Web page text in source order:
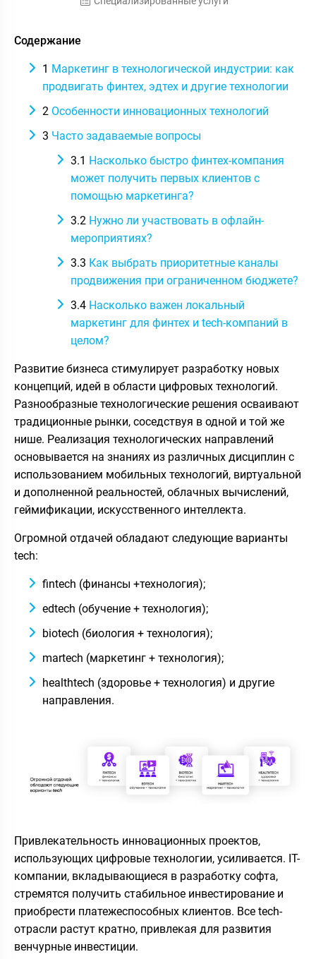
Содержание
1 Маркетинг в технологической индустрии: как
продвигать финтех, эдтех и другие технологии
2 Особенности инновационных технологий
3 Часто задаваемые вопросы
3.1 Насколько быстро финтех-компания
может получить первых клиентов с
помощью маркетинга?
3.2 Нужно ли участвовать в офлайн-
мероприятиях?
3.3 Как выбрать приоритетные каналы
продвижения при ограниченном бюджете?
3.4 Насколько важен локальный
маркетинг для финтех и tech-компаний в
целом?
Развитие бизнеса стимулирует разработку новых
концепций, идей в области цифровых технологий.
Разнообразные технологические решения осваивают
традиционные рынки, соседствуя в одной и той же
нише. Реализация технологических направлений
основывается на знаниях из различных дисциплин с
использованием мобильных технологий, виртуальной
и дополненной реальностей, облачных вычислений,
геймификации, искусственного интеллекта.
Огромной отдачей обладают следующие варианты
teсh:
fintech (финансы +технология);
edtech (обучение + технология);
biotech (биология + технология);
martech (маркетинг + технология);
healthtech (здоровье + технология) и другие
направления.
Привлекательность инновационных проектов,
использующих цифровые технологии, усиливается. IT-
компании, вкладывающиеся в разработку софта,
стремятся получить стабильное инвестирование и
приобрести платежеспособных клиентов. Все tech-
отрасли растут кратно, привлекая для развития
венчурные инвестиции.